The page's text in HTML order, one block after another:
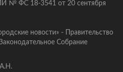
№ ФС 18-3541 от 20 сентября
новости» - Правительство
Собрание